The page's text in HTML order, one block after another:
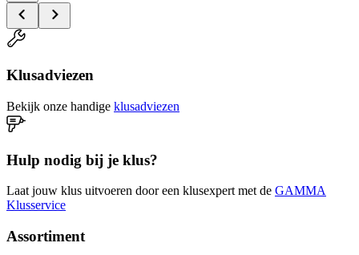
Klusadviezen
Bekijk onze handige klusadviezen
Hulp nodig bij je klus?
Laat jouw klus uitvoeren door een klusexpert met de GAMMA
Klusservice
Assortiment